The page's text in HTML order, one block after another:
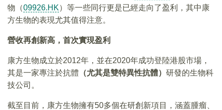
物（09926.HK）等一些同行更是已經走向了盈利，其中康
方生物的表現尤其值得注意。
營收再創新高，首次實現盈利
康方生物成立於2012年，並在2020年成功登陸港股市場，
其是一家專注於抗體 （尤其是雙特異性抗體） 研發的生物科
技公司。
截至目前，康方生物擁有50多個在研創新項目，涵蓋腫瘤、